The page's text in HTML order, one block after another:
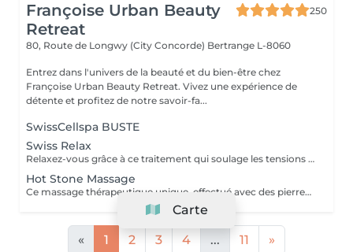
Françoise Urban Beauty
Retreat
250
80, Route de Longwy (City Concorde) Bertrange L-8060
Entrez dans l'univers de la beauté et du bien-être chez
Françoise Urban Beauty Retreat. Vivez une expérience de
détente et profitez de notre savoir-fa...
SwissCellspa BUSTE
Swiss Relax
Relaxez-vous grâce à ce traitement qui soulage les tensions pour un dos parfaitement détendu.
Hot Stone Massage
Ce massage thérapeutique unique, effectué avec des pierres de lave, rend un bon équilibre de l'énergie. Son effet est plus profond et dure plus longtemps que celui d'un massage classique.
« 1 2 3 4 ... 11 »
Carte